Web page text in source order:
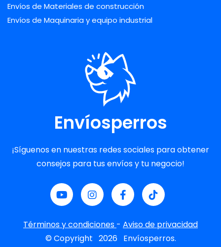
Envíos de Materiales de construcción
Envíos de Maquinaria y equipo industrial
Envíosperros
¡Síguenos en nuestras redes sociales para obtener
consejos para tus envíos y tu negocio!
Términos y condiciones - Aviso de privacidad
© Copyright 2026 Envíosperros.